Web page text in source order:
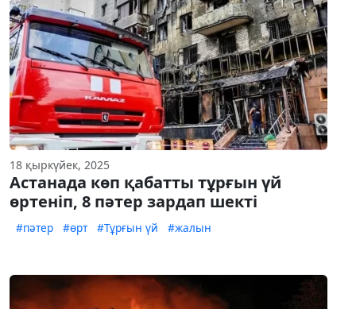
18 қыркүйек, 2025
Астанада көп қабатты тұрғын үй
өртеніп, 8 пәтер зардап шекті
#пәтер #өрт #Тұрғын үй #жалын